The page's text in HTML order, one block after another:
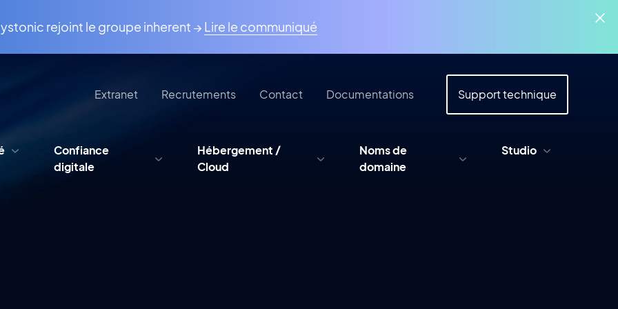
rejoint le groupe inherent → Lire le communiqué
Extranet Recrutements Contact Documentations Support technique
Confiance
digitale
Hébergement /
Cloud
Noms de
domaine
Studio